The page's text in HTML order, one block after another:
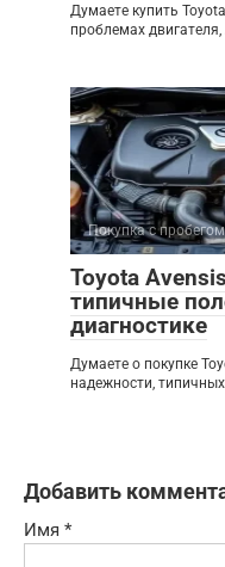
Думаете купить
проблемах
Покупка с пробегом
Toyota
типичные
диагностике
Думаете о покупке
надежности,
Добавить
Имя *